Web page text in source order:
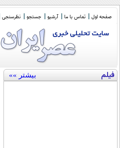
صفحه اول تماس با ما آرشیو جستجو نظرسنجی
فیلم بیشتر »»